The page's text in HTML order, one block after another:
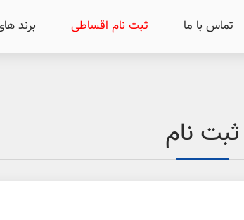
تماس با ما ثبت نام اقساطی برند
ثبت نام